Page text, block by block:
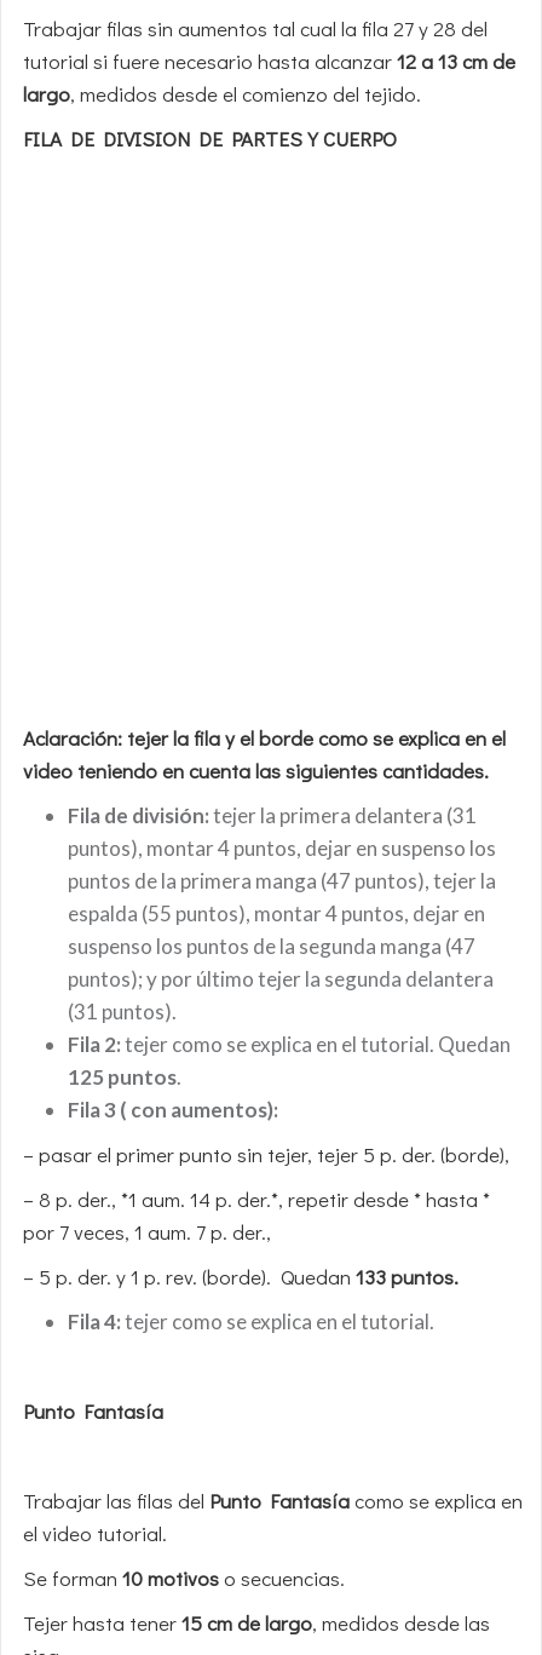
Trabajar filas sin aumentos tal cual la fila 27 y 28 del
tutorial si fuere necesario hasta alcanzar12 a 13 cm de
largo, medidos desde el comienzo del tejido.
FILA DE DIVISION DE PARTES Y CUERPO
Aclaración: tejer la fila y el borde como se explica en el
video teniendo en cuenta las siguientes cantidades.
Fila de división:tejer la primera delantera (31
puntos), montar 4 puntos, dejar en suspenso los
puntos de la primera manga (47 puntos), tejer la
espalda (55 puntos), montar 4 puntos, dejar en
suspenso los puntos de la segunda manga (47
puntos); y por último tejer la segunda delantera
(31 puntos).
Fila 2:tejer como se explica en el tutorial. Quedan
125 puntos.
Fila 3 ( con aumentos):
– pasar el primer punto sin tejer, tejer 5 p. der. (borde),
– 8 p. der., *1 aum. 14 p. der.*, repetir desde * hasta *
por 7 veces, 1 aum. 7 p. der.,
– 5 p. der. y 1 p. rev. (borde). Quedan 133 puntos.
Fila 4:tejer como se explica en el tutorial.
Punto Fantasía
Trabajar las filas del Punto Fantasíacomo se explica en
el video tutorial.
Se forman 10 motivoso secuencias.
Tejer hasta tener15 cm de largo, medidos desde las